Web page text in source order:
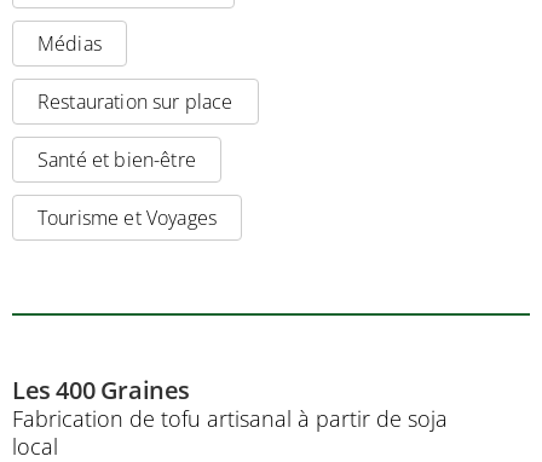
Médias
Restauration sur place
Santé et bien-être
Tourisme et Voyages
Les 400 Graines
Fabrication de tofu artisanal à partir de soja
local